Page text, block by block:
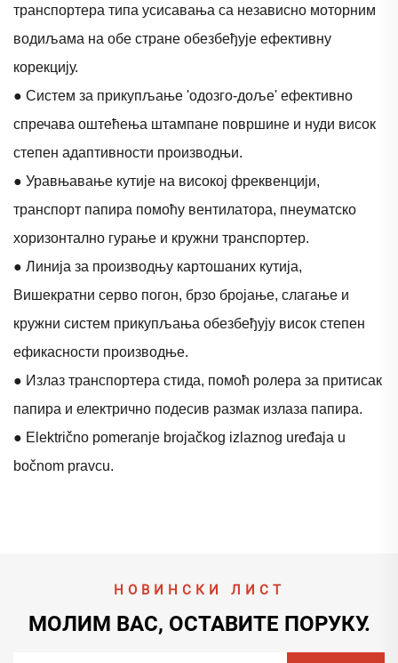
транспортера типа усисавања са независно моторним
водиљама на обе стране обезбеђује ефективну
корекцију.
● Систем за прикупљање 'одозго-доље' ефективно
спречава оштећења штампане површине и нуди висок
степен адаптивности производњи.
● Уравњавање кутије на високој фреквенцији,
транспорт папира помоћу вентилатора, пнеуматско
хоризонтално гурање и кружни транспортер.
● Линија за производњу картошаних кутија,
Вишекратни серво погон, брзо бројање, слагање и
кружни систем прикупљања обезбеђују висок степен
ефикасности производње.
● Излаз транспортера стида, помоћ ролера за притисак
папира и електрично подесив размак излаза папира.
● Električno pomeranje brojačkog izlaznog uređaja u
bočnom pravcu.
НОВИНСКИ ЛИСТ
МОЛИМ ВАС, ОСТАВИТЕ ПОРУКУ.